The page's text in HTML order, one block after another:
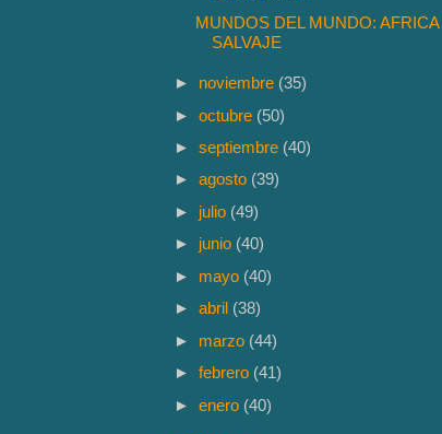
MUNDOS DEL MUNDO: AFRICA
SALVAJE
► noviembre (35)
►octubre (50)
►septiembre (40)
►agosto (39)
► julio (49)
► junio (40)
► mayo (40)
►abril (38)
► marzo (44)
►febrero (41)
►enero (40)